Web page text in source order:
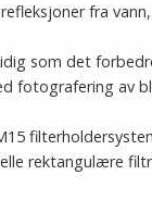
fra
som det
fotografering av
rektangulære